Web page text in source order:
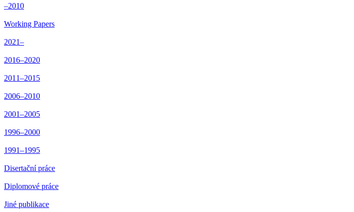
–2010
Working Papers
2021–
2016–2020
2011–2015
2006–2010
2001–2005
1996–2000
1991–1995
Disertační práce
Diplomové práce
Jiné publikace